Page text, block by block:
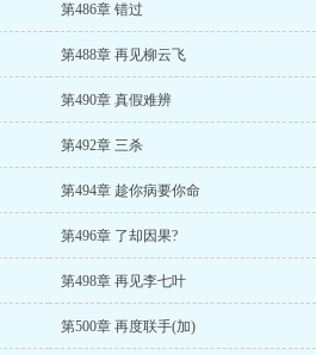
第486章 错过
第488章 再见柳云飞
第490章 真假难辨
第492章 三杀
第494章 趁你病要你命
第496章 了却因果?
第498章 再见李七叶
第500章 再度联手(加)